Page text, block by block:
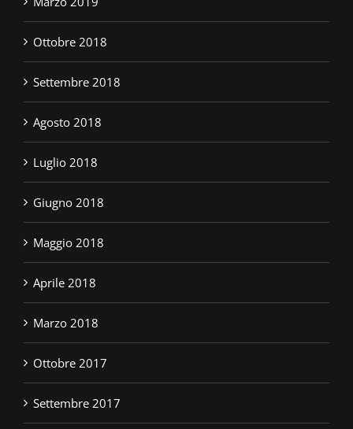
Ottobre 2018
Settembre 2018
Agosto 2018
Luglio 2018
Giugno 2018
Maggio 2018
Aprile 2018
Marzo 2018
Ottobre 2017
Settembre 2017